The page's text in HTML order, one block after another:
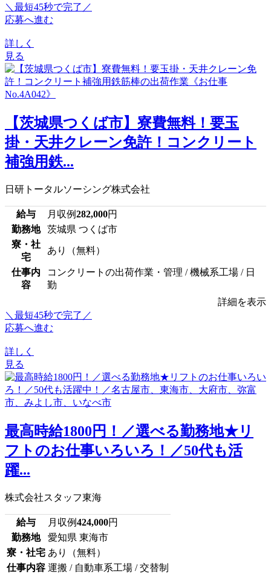
＼最短45秒で完了／
応募へ進む
詳しく
見る
【茨城県つくば市】寮費無料！要玉
掛・天井クレーン免許！コンクリート
補強用鉄...
日研トータルソーシング株式会社
給与 月収例282,000円
勤務地
茨城県 つくば市
寮・社
宅
あり（無料）
仕事内
容
コンクリートの出荷作業・管理 / 機械系工場 / 日
勤
詳細を表示
＼最短45秒で完了／
応募へ進む
詳しく
見る
最高時給1800円！／選べる勤務地★リ
フトのお仕事いろいろ！／50代も活
躍...
株式会社スタッフ東海
給与 月収例424,000円
勤務地
愛知県 東海市
寮・社宅 あり（無料）
仕事内容 運搬 / 自動車系工場 / 交替制